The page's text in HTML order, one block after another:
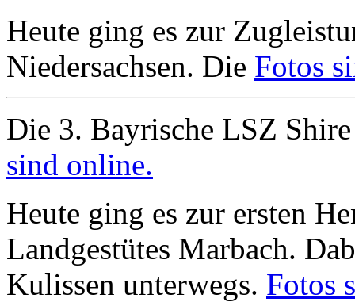
Heute ging es zur
Niedersachsen. Die Fotos
Die 3. Bayrische LSZ
sind online.
Heute ging es zur ersten
Landgestütes Marbach.
Kulissen unterwegs. Fotos